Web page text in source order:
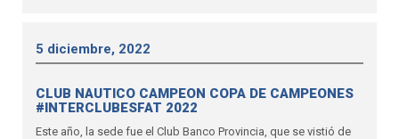
5 diciembre, 2022
CLUB NAUTICO CAMPEON COPA DE CAMPEONES
#INTERCLUBESFAT 2022
Este año, la sede fue el Club Banco Provincia, que se vistió de